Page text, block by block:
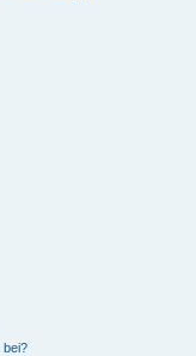
bei?